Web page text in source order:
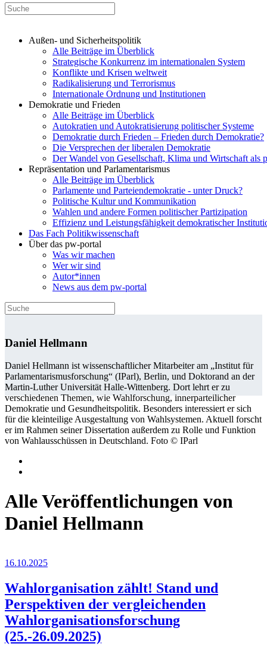
Außen- und Sicherheitspolitik
Alle Beiträge im Überblick
Strategische Konkurrenz im internationalen System
Konflikte und Krisen weltweit
Radikalisierung und Terrorismus
Internationale Ordnung und Institutionen
Demokratie und Frieden
Alle Beiträge im Überblick
Autokratien und Autokratisierung politischer Systeme
Demokratie durch Frieden – Frieden durch Demokratie?
Die Versprechen der liberalen Demokratie
Der Wandel von Gesellschaft, Klima und Wirtschaft als
Repräsentation und Parlamentarismus
Alle Beiträge im Überblick
Parlamente und Parteiendemokratie - unter Druck?
Politische Kultur und Kommunikation
Wahlen und andere Formen politischer Partizipation
Effizienz und Leistungsfähigkeit demokratischer
Das Fach Politikwissenschaft
Über das pw-portal
Was wir machen
Wer wir sind
Autor*innen
News aus dem pw-portal
Daniel Hellmann
Daniel Hellmann ist wissenschaftlicher Mitarbeiter am „Institut für
Parlamentarismusforschung“ (IParl), Berlin, und Doktorand an der
Martin-Luther Universität Halle-Wittenberg. Dort lehrt er zu
verschiedenen Themen, wie Wahlforschung, innerparteilicher
Demokratie und Gesundheitspolitik. Besonders interessiert er sich
für die kleinteilige Ausgestaltung von Wahlsystemen. Aktuell forscht
er im Rahmen seiner Dissertation außerdem zu Rolle und Funktion
von Wahlausschüssen in Deutschland. Foto © IParl
Alle Veröffentlichungen von
Daniel Hellmann
16.10.2025
Wahlorganisation zählt! Stand und
Perspektiven der vergleichenden
Wahlorganisationsforschung
(25.-26.09.2025)